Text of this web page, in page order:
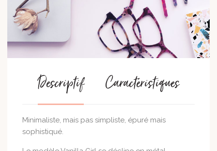
Descriptif Caractéristiques
Minimaliste, mais pas simpliste, épuré mais
sophistiqué.